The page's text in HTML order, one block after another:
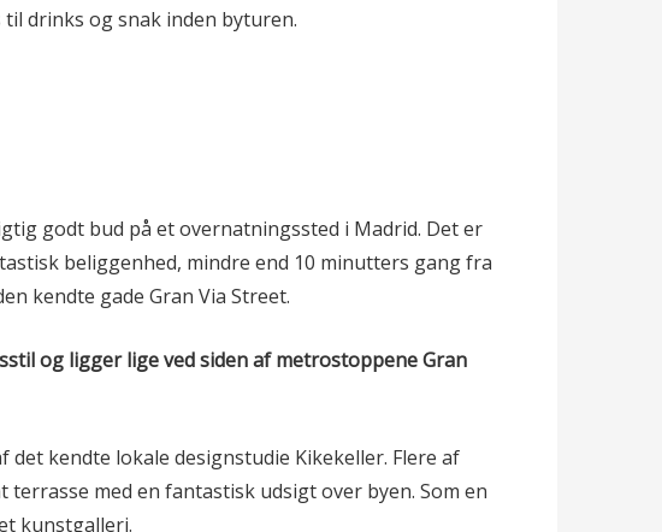
drinks og snak inden byturen.
godt bud på et overnatningssted i Madrid. Det er
beliggenhed, mindre end 10 minutters gang fra
kendte gade Gran Via Street.
og ligger lige ved siden af metrostoppene Gran
kendte lokale designstudie Kikekeller. Flere af
med en fantastisk udsigt over byen. Som en
kunstgalleri.